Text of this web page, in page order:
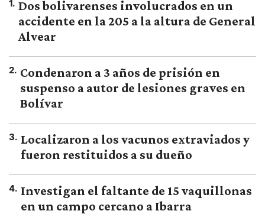
1. Dos bolivarenses involucrados en un
accidente en la 205 a la altura de General
Alvear
2. Condenaron a 3 años de prisión en
suspenso a autor de lesiones graves en
Bolívar
3. Localizaron a los vacunos extraviados y
fueron restituidos a su dueño
4. Investigan el faltante de 15 vaquillonas
en un campo cercano a Ibarra